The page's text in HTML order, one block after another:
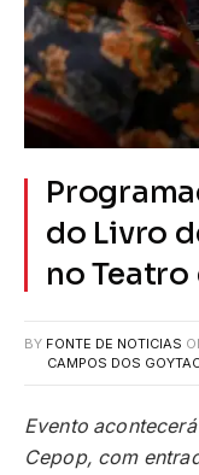
do Livro
no
BY FONTE DE NOTICIAS
CAMPOS DOS
Evento
Cepop, com